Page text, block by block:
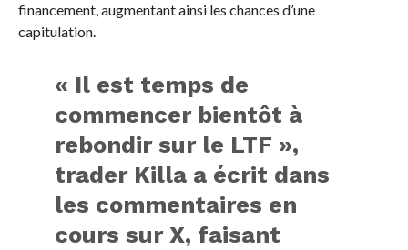
financement, augmentant ainsi les chances d’une
capitulation.
« Il est temps de
commencer bientôt à
rebondir sur le LTF »,
trader Killa a écrit dans
les commentaires en
cours sur X, faisant